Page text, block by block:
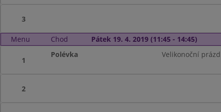
3
Menu Chod Pátek 19. 4. 2019 (11:45 - 14:45)
1
Polévka Velikonoční
2